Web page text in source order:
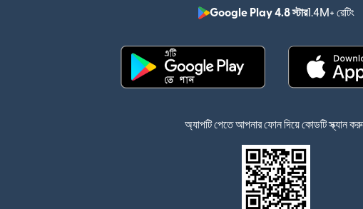
Google Play 4.8 স্টার1.4M+ রেটিং
অ্যাপটি পেতে আপনার ফোন দিয়ে কোডটি স্ক্যান